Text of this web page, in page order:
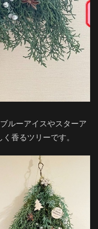
ルーアイスやスターア
香るツリーです。